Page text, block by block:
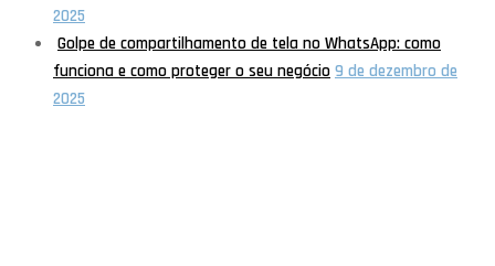
2025
Golpe de compartilhamento de tela no WhatsApp: como
funciona e como proteger o seu negócio 9 de dezembro de
2025